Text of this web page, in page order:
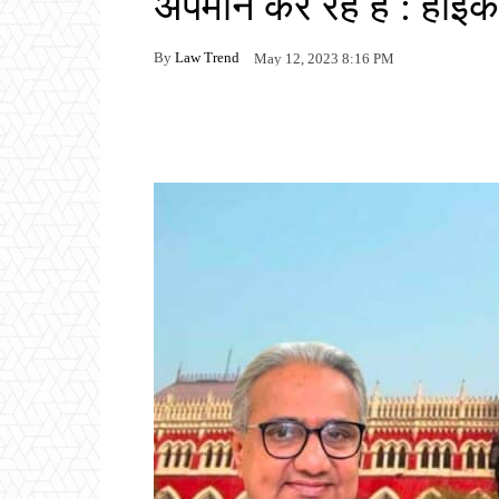
By Law Trend May 12, 2023 8:16 PM